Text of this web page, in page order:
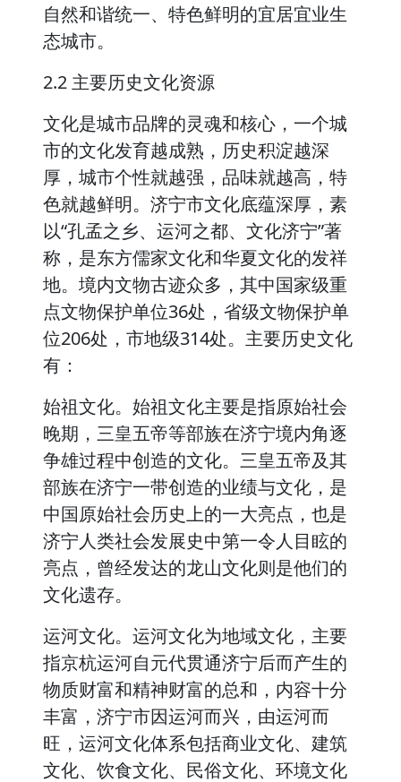
自然和谐统一、特色鲜明的宜居宜业生
态城市。
2.2 主要历史文化资源
文化是城市品牌的灵魂和核心，一个城
市的文化发育越成熟，历史积淀越深
厚，城市个性就越强，品味就越高，特
色就越鲜明。济宁市文化底蕴深厚，素
以“孔孟之乡、运河之都、文化济宁”著
称，是东方儒家文化和华夏文化的发祥
地。境内文物古迹众多，其中国家级重
点文物保护单位36处，省级文物保护单
位206处，市地级314处。主要历史文化
有：
始祖文化。始祖文化主要是指原始社会
晚期，三皇五帝等部族在济宁境内角逐
争雄过程中创造的文化。三皇五帝及其
部族在济宁一带创造的业绩与文化，是
中国原始社会历史上的一大亮点，也是
济宁人类社会发展史中第一令人目眩的
亮点，曾经发达的龙山文化则是他们的
文化遗存。
运河文化。运河文化为地域文化，主要
指京杭运河自元代贯通济宁后而产生的
物质财富和精神财富的总和，内容十分
丰富，济宁市因运河而兴，由运河而
旺，运河文化体系包括商业文化、建筑
文化、饮食文化、民俗文化、环境文化